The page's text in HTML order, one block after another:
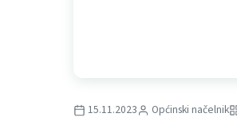
15.11.2023 Općinski načelnik